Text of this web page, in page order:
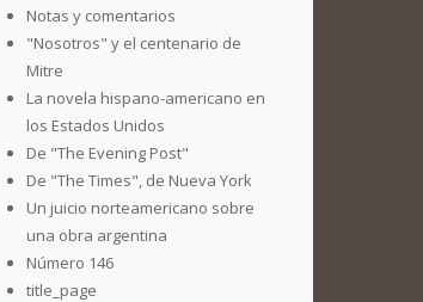
Notas y comentarios
"Nosotros" y el centenario de
Mitre
La novela hispano-americano en
los Estados Unidos
De "The Evening Post"
De "The Times", de Nueva York
Un juicio norteamericano sobre
una obra argentina
Número 146
title_page